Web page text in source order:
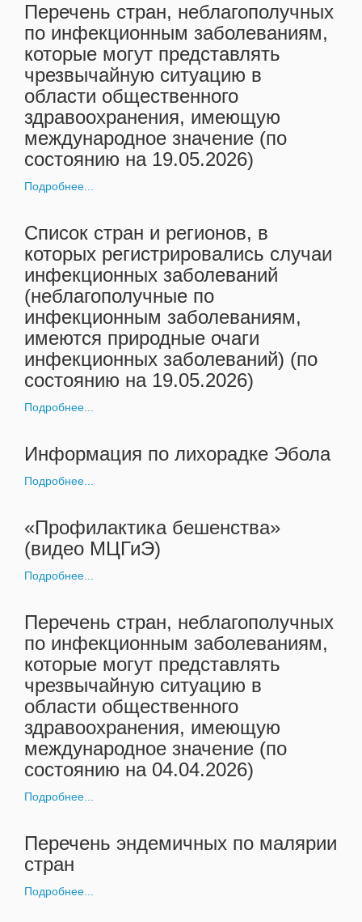
Перечень стран, неблагополучных
по инфекционным заболеваниям,
которые могут представлять
чрезвычайную ситуацию в
области общественного
здравоохранения, имеющую
международное значение (по
состоянию на 19.05.2026)
Подробнее...
Список стран и регионов, в
которых регистрировались случаи
инфекционных заболеваний
(неблагополучные по
инфекционным заболеваниям,
имеются природные очаги
инфекционных заболеваний) (по
состоянию на 19.05.2026)
Подробнее...
Информация по лихорадке Эбола
Подробнее...
«Профилактика бешенства»
(видео МЦГиЭ)
Подробнее...
Перечень стран, неблагополучных
по инфекционным заболеваниям,
которые могут представлять
чрезвычайную ситуацию в
области общественного
здравоохранения, имеющую
международное значение (по
состоянию на 04.04.2026)
Подробнее...
Перечень эндемичных по малярии
стран
Подробнее...